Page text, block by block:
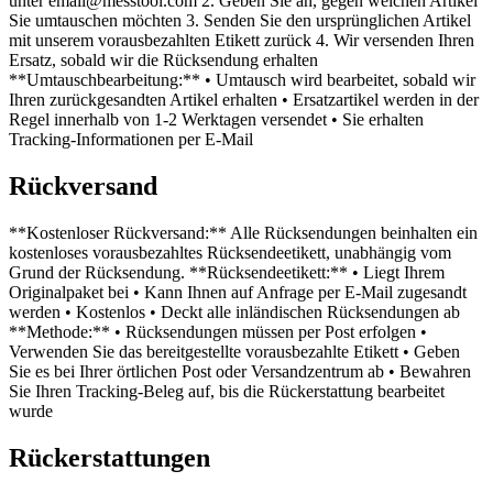
Sie umtauschen möchten 3. Senden Sie den ursprünglichen Artikel
mit unserem vorausbezahlten Etikett zurück 4. Wir versenden Ihren
Ersatz, sobald wir die Rücksendung erhalten
**Umtauschbearbeitung:** • Umtausch wird bearbeitet, sobald wir
Ihren zurückgesandten Artikel erhalten • Ersatzartikel werden in der
Regel innerhalb von 1-2 Werktagen versendet • Sie erhalten
Tracking-Informationen per E-Mail
Rückversand
**Kostenloser Rückversand:** Alle Rücksendungen beinhalten ein
kostenloses vorausbezahltes Rücksendeetikett, unabhängig vom
Grund der Rücksendung. **Rücksendeetikett:** • Liegt Ihrem
Originalpaket bei • Kann Ihnen auf Anfrage per E-Mail zugesandt
werden • Kostenlos • Deckt alle inländischen Rücksendungen ab
**Methode:** • Rücksendungen müssen per Post erfolgen •
Verwenden Sie das bereitgestellte vorausbezahlte Etikett • Geben
Sie es bei Ihrer örtlichen Post oder Versandzentrum ab • Bewahren
Sie Ihren Tracking-Beleg auf, bis die Rückerstattung bearbeitet
wurde
Rückerstattungen